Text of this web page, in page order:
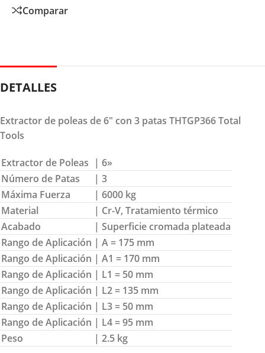
Comparar
DETALLES
Extractor de poleas de 6″ con 3 patas THTGP366 Total
Tools
Extractor de Poleas | 6»
Número de Patas
| 3
Máxima Fuerza
| 6000 kg
Material
| Cr-V, Tratamiento térmico
Acabado
| Superficie cromada plateada
Rango de Aplicación | A = 175 mm
Rango de Aplicación | A1 = 170 mm
Rango de Aplicación | L1 = 50 mm
Rango de Aplicación | L2 = 135 mm
Rango de Aplicación | L3 = 50 mm
Rango de Aplicación | L4 = 95 mm
Peso
| 2.5 kg